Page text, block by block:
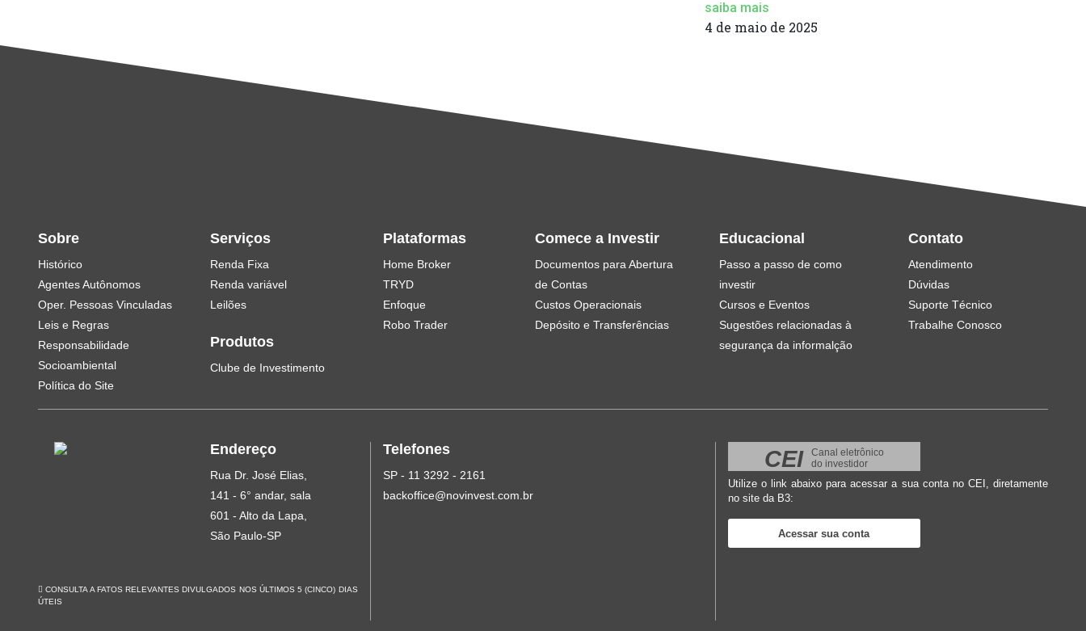
saiba mais
4 de maio de 2025
Sobre
Histórico
Agentes Autônomos
Oper. Pessoas Vinculadas
Leis e Regras
Responsabilidade
Socioambiental
Política do Site
Serviços
Renda Fixa
Renda variável
Leilões
Produtos
Clube de Investimento
Plataformas
Home Broker
TRYD
Enfoque
Robo Trader
Comece a Investir
Documentos para Abertura
de Contas
Custos Operacionais
Depósito e Transferências
Educacional
Passo a passo de como
investir
Cursos e Eventos
Sugestões relacionadas à
segurança da informalção
Contato
Atendimento
Dúvidas
Suporte Técnico
Trabalhe Conosco
Endereço
Rua Dr. José Elias,
141 - 6° andar, sala
601 - Alto da Lapa,
São Paulo-SP
CONSULTA A FATOS RELEVANTES DIVULGADOS NOS ÚLTIMOS 5 (CINCO) DIAS
ÚTEIS
Telefones
SP - 11 3292 - 2161
backoffice@novinvest.com.br
CEI
Canal eletrônico
do investidor
Utilize o link abaixo para acessar a sua conta no CEI, diretamente
no site da B3:
Acessar sua conta